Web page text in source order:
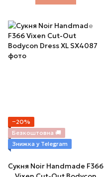
−20%
Безкоштовна 🚚
Знижка у Telegram
Сукня Noir Handmade F366